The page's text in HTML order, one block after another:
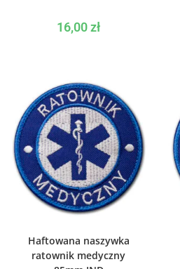
16,00zł
Haftowana naszywka
ratownik medyczny